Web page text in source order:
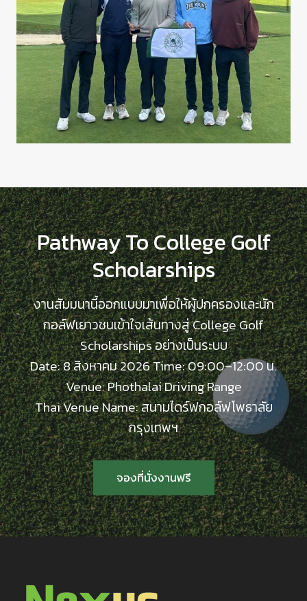
Pathway To College Golf
Scholarships
งานสัมมนานี้ออกแบบมาเพื่อให้ผู้ปกครองและนัก
กอล์ฟเยาวชนเข้าใจเส้นทางสู่ College Golf
Scholarships อย่างเป็นระบบ
Date: 8 สิงหาคม 2026 Time: 09:00–12:00 น.
Venue: Phothalai Driving Range
Thai Venue Name: สนามไดร์ฟกอล์ฟโพธาลัย
กรุงเทพฯ
จองที่นั่งงานฟรี